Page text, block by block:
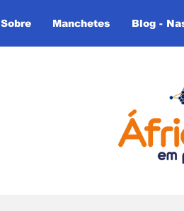
Sobre Manchetes Blog -